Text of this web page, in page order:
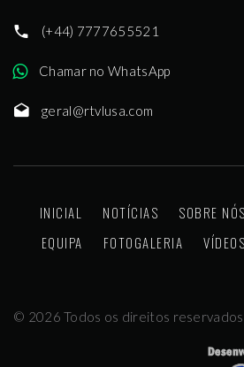
(+44) 7777655521
Chamar no WhatsApp
geral@rtvlusa.com
INICIAL NOTÍCIAS SOBRE NÓS
EQUIPA
FOTOGALERIA VÍDEOS
© 2026 Todos os direitos